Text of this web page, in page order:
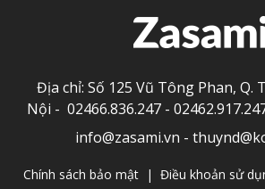
Địa chỉ: Số 125 Vũ Tông Phan, Q.
Nội - 02466.836.247 -
info@zasami.vn -
Chính sách bảo mật | Điều khoản sử